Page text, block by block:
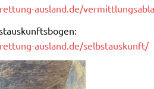
ausland.de/
ausland.de/selbstauskunft/